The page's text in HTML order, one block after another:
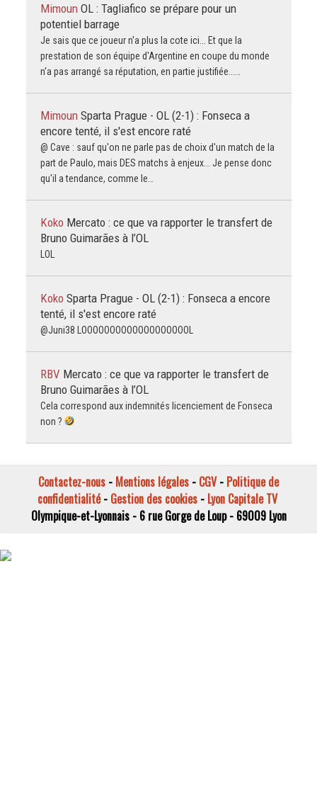
Mimoun OL : Tagliafico se prépare pour un
potentiel barrage
Je sais que ce joueur n'a plus la cote ici... Et que la
prestation de son équipe d'Argentine en coupe du monde
n'a pas arrangé sa réputation, en partie justifiée...…
Mimoun Sparta Prague - OL (2-1) : Fonseca a
encore tenté, il s'est encore raté
@ Cave : sauf qu'on ne parle pas de choix d'un match de la
part de Paulo, mais DES matchs à enjeux... Je pense donc
qu'il a tendance, comme le…
Koko Mercato : ce que va rapporter le transfert de
Bruno Guimarães à l’OL
LOL
Koko Sparta Prague - OL (2-1) : Fonseca a encore
tenté, il s'est encore raté
@Juni38 LOOOOOOOOOOOOOOOOOOOL
RBV Mercato : ce que va rapporter le transfert de
Bruno Guimarães à l’OL
Cela correspond aux indemnités licenciement de Fonseca
non ?
Contactez-nous - Mentions légales - CGV- Politique de
confidentialité- Gestion des cookies- Lyon Capitale TV
Olympique-et-Lyonnais - 6 rue Gorge de Loup - 69009 Lyon